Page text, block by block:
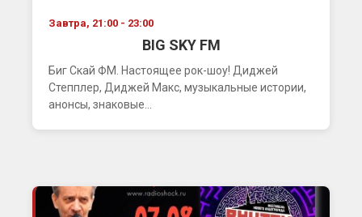
Завтра, 21:00 - 23:00
BIG SKY FM
Биг Скай ФМ. Настоящее рок-шоу! Диджей
Степплер, Диджей Макс, музыкальные истории,
анонсы, знаковые...